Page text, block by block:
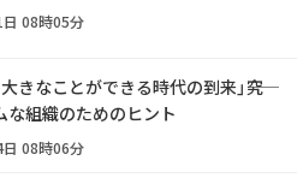
08時05分
きなことができる時代の到来」――究
な組織のためのヒント
08時06分